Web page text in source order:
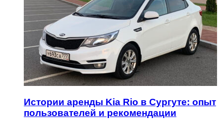
Истории аренды Kia Rio в Сургуте: опыт
пользователей и рекомендации